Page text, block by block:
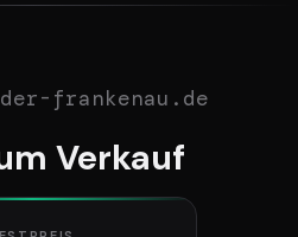
frankenau.de
Verkauf